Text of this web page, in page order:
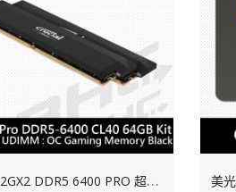
美
光 32GX2 DDR5 6400 PRO 超頻 黑散熱片